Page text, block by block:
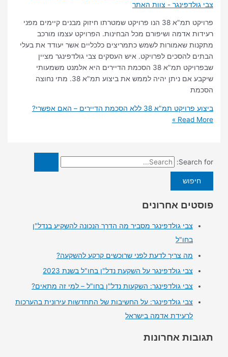
- צוות האתר
פרויקט תמ"א 38 הנו פרויקט שמטרתו חיזוק מבנים קיימים מפני
אדמה ושיפורם מכל הבחינות. הפרויקט עצמו מורכב
שאמורות לשמש כתמריצים כלכליים אשר יעודד את בעלי
לפרויקט. איש העסקים צבי גולדפינגר מציין
שבפרויקט תמ"א 38 הסכמת הדיירים היא אלמנט משמעותי
שיקבע אם ניתן יהיה לממש את ביצוע תמ"א 38. מתי נחוצה
38 ללא הסכמת הדיירים – האם אפשרי?
Read
אחרונים
צבי גולדפינגר מסביר מה הדרך הנכונה להשקיע בנדל"ן
מה צריך לדעת לפני שרוכשים קרקע להשקעה?
צבי גולדפינגר על השקעת נדל"ן בחו"ל בשנת 2023
צבי גולדפינגר: השקעות נדל"ן בחו"ל – למי זה מתאים?
צבי גולדפינגר: על החשיבות של התחדשות עירונית בהערכות
לרעידת אדמה בישראל
אחרונות